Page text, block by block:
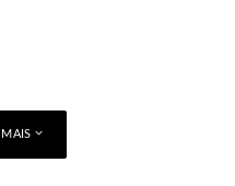
MAIS